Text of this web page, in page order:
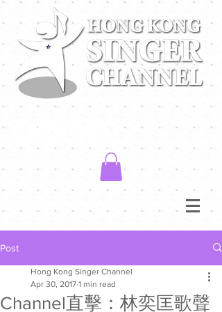
Post
Channel直擊：林奕匡歌聲
Hong Kong Singer Channel
Apr 30, 2017 1 min read